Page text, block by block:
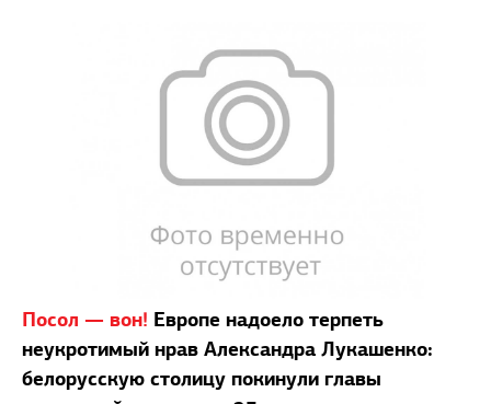
Посол — вон! Европе надоело терпеть
неукротимый нрав Александра Лукашенко:
белорусскую столицу покинули главы